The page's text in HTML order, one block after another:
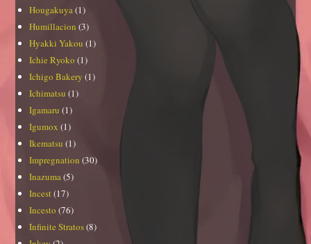
Hougakuya(1)
Humillacion (3)
Hyakki Yakou (1)
Ichie Ryoko (1)
Ichigo Bakery (1)
Ichimatsu (1)
Igamaru (1)
Igumox (1)
Ikematsu (1)
Impregnation (30)
Inazuma(5)
Incest (17)
Incesto (76)
Infinite Stratos(8)